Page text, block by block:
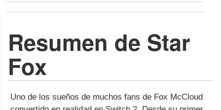
Resumen de Star
Fox
Uno de los sueños de muchos fans de Fox McCloud